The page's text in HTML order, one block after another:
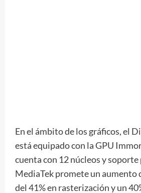
En el ámbito de los gráficos, el
está equipado con la GPU
cuenta con 12 núcleos y soporte
MediaTek promete un aumento
del 41% en rasterización y un